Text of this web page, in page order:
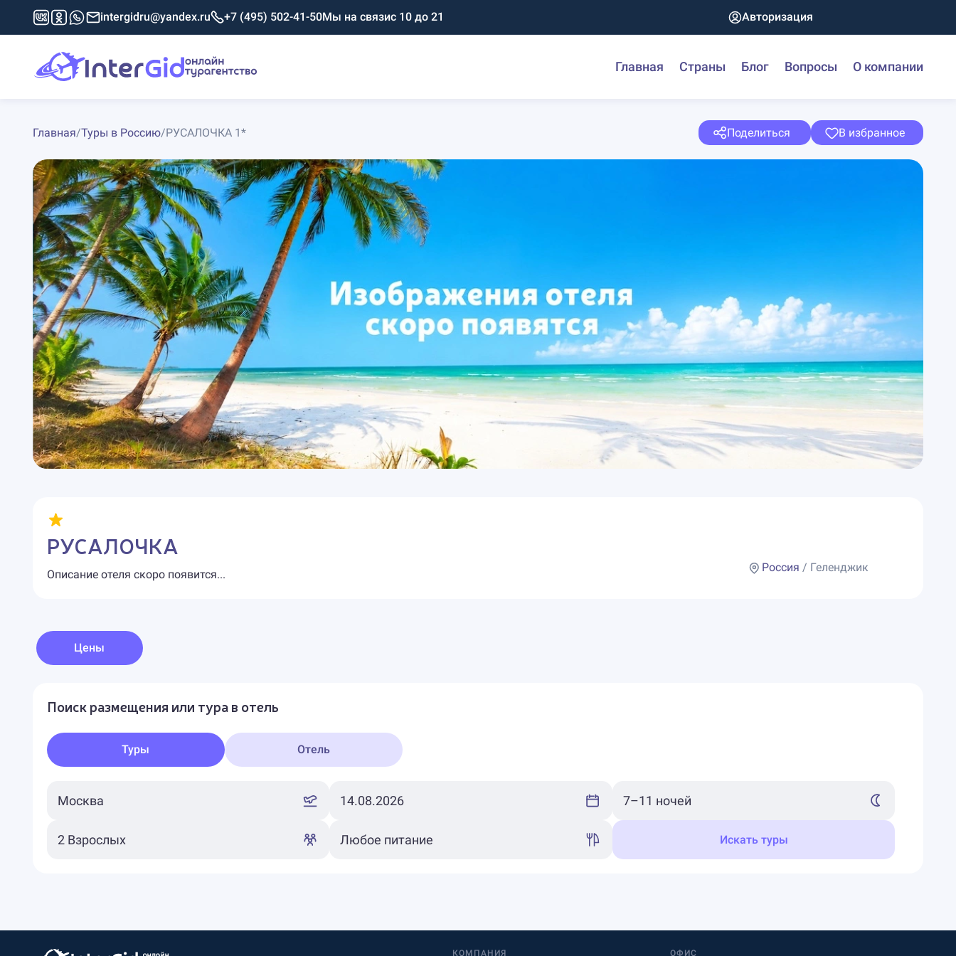
intergidru@yandex.ru +7 (495) 502-41-50Мы на связис 10 до 21 Авторизация
Главная Страны Блог Вопросы О компании
Главная/Туры в Россию/РУСАЛОЧКА 1* Поделиться В избранное
РУСАЛОЧКА
Описание отеля скоро появится...
Россия / Геленджик
Цены
Поиск размещения или тура в отель
Туры Отель
Искать туры
КОМПАНИЯ ОФИС